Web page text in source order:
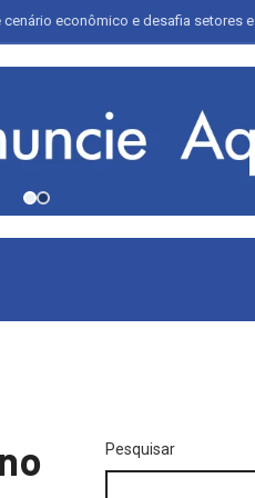
e desafia setores estratégicos
Pesquisar